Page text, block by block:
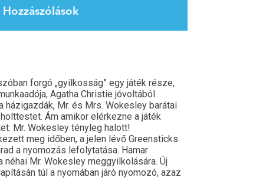
Hozzászólások
forgó „gyilkosság” egy játék része,
Agatha Christie jóvoltából
Mr. és Mrs. Wokesley barátai
Ám amikor elérkezne a játék
Mr. Wokesley tényleg halott!
meg időben, a jelen lévő Greensticks
a nyomozás lefolytatása. Hamar
Mr. Wokesley meggyilkolására. Új
túl a nyomában járó nyomozó, azaz